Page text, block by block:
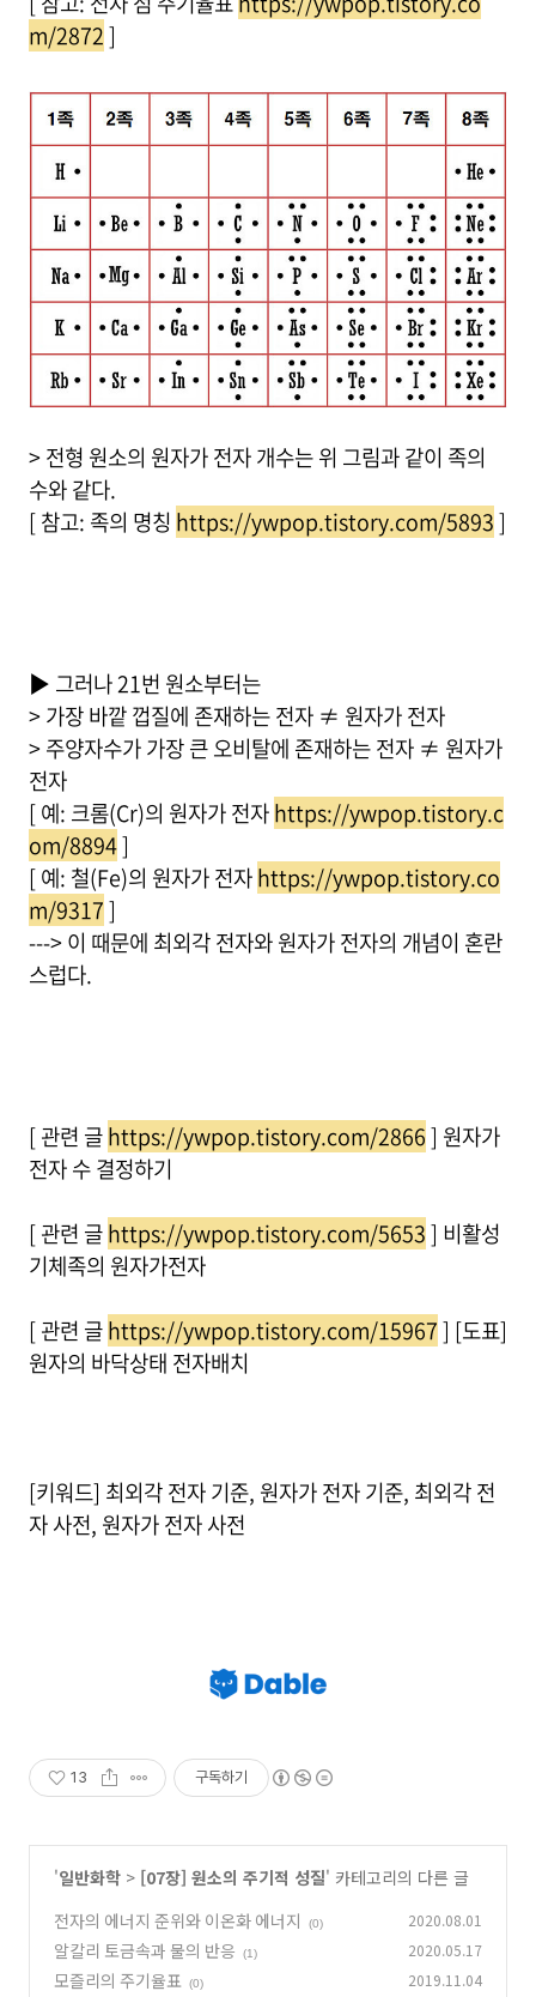
m/2872]
> 전형 원소의 원자가 전자 개수는 위 그림과 같이 족의
수와 같다.
[ 참고: 족의 명칭 https://ywpop.tistory.com/5893]
▶ 그러나 21번 원소부터는
> 가장 바깥 껍질에 존재하는 전자 ≠ 원자가 전자
> 주양자수가 가장 큰 오비탈에 존재하는 전자 ≠ 원자가
전자
[ 예: 크롬(Cr)의 원자가 전자https://ywpop.tistory.c
om/8894]
[ 예: 철(Fe)의 원자가 전자https://ywpop.tistory.co
m/9317]
---> 이 때문에 최외각 전자와 원자가 전자의 개념이 혼란
스럽다.
[ 관련 글https://ywpop.tistory.com/2866] 원자가
전자 수 결정하기
[ 관련 글https://ywpop.tistory.com/5653] 비활성
기체족의 원자가전자
[ 관련 글https://ywpop.tistory.com/15967] [도표]
원자의 바닥상태 전자배치
[키워드] 최외각 전자 기준, 원자가 전자 기준, 최외각 전
자 사전, 원자가 전자 사전
13 구독하기
'일반화학 > [07장] 원소의 주기적 성질' 카테고리의 다른 글
전자의 에너지 준위와 이온화 에너지
(0) 2020.08.01
알칼리 토금속과 물의 반응 (1) 2020.05.17
모즐리의 주기율표 (0) 2019.11.04